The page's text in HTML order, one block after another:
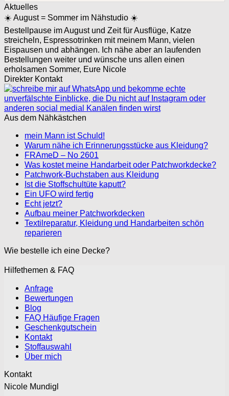
Aktuelles
☀️ August = Sommer im Nähstudio ☀️
Bestellpause im August und Zeit für Ausflüge, Katze
streicheln, Espressotrinken mit meinem Mann, vielen
Eispausen und abhängen. Ich nähe aber an laufenden
Bestellungen weiter und wünsche uns allen einen
erholsamen Sommer, Eure Nicole
Direkter Kontakt
Aus dem Nähkästchen
mein Mann ist Schuld!
Warum nähe ich Erinnerungsstücke aus Kleidung?
FRAmeD – No 2601
Was kostet meine Handarbeit oder Patchworkdecke?
Patchwork-Buchstaben aus Kleidung
Ist die Stoffschultüte kaputt?
Ein UFO wird fertig
Echt jetzt?
Aufbau meiner Patchworkdecken
Textilreparatur, Kleidung und Handarbeiten schön
reparieren
Wie bestelle ich eine Decke?
Hilfethemen & FAQ
Anfrage
Bewertungen
Blog
FAQ Häufige Fragen
Geschenkgutschein
Kontakt
Stoffauswahl
Über mich
Kontakt
Nicole Mundigl